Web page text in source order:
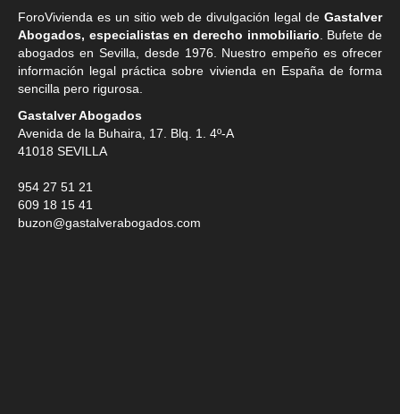
ForoVivienda es un sitio web de divulgación legal de Gastalver
Abogados, especialistas en derecho inmobiliario . Bufete de
abogados en Sevilla , desde 1976. Nuestro empeño es ofrecer
información legal práctica sobre vivienda en España de forma
sencilla pero rigurosa.
Gastalver Abogados
Avenida de la Buhaira, 17. Blq. 1. 4º-A
41018 SEVILLA
954 27 51 21
609 18 15 41
buzon@gastalverabogados.com